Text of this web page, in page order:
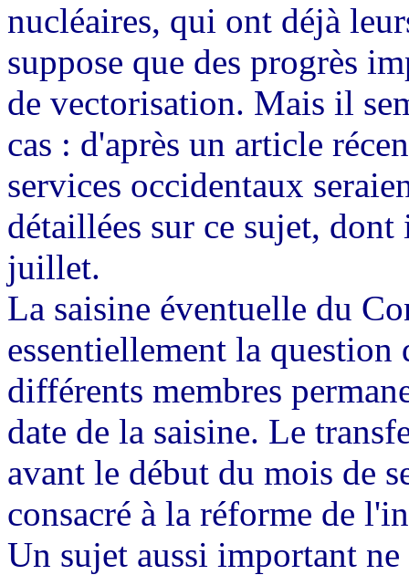
nucléaires, qui ont déjà
suppose que des progrès
de vectorisation. Mais il
cas : d'après un article
services occidentaux
détaillées sur ce sujet,
juillet.
La saisine éventuelle du
essentiellement la
différents membres
date de la saisine. Le
avant le début du mois de
consacré à la réforme de
Un sujet aussi important